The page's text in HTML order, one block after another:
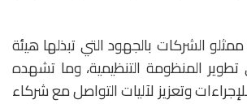
الشركات بالجهود التي تبذلها هيئة
تطوير المنظومة التنظيمية، وما تشهده
وتعزيز لآليات التواصل مع شركاء